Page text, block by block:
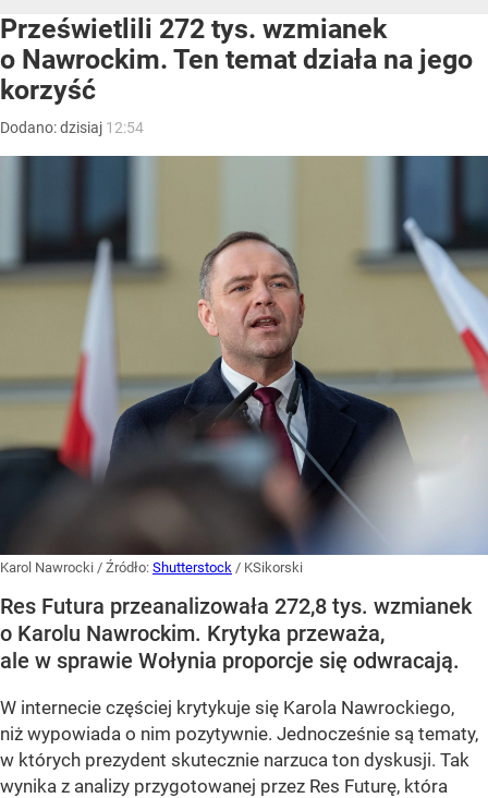
Prześwietlili 272 tys. wzmianek
o Nawrockim. Ten temat działa na jego
korzyść
Dodano:dzisiaj 12:54
Karol Nawrocki / Źródło: Shutterstock / KSikorski
Res Futura przeanalizowała 272,8 tys. wzmianek
o Karolu Nawrockim. Krytyka przeważa,
ale w sprawie Wołynia proporcje się odwracają.
W internecie częściej krytykuje się Karola Nawrockiego,
niż wypowiada o nim pozytywnie. Jednocześnie są tematy,
w których prezydent skutecznie narzuca ton dyskusji. Tak
wynika z analizy przygotowanej przez Res Futurę, która